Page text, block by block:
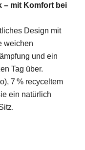
– mit Komfort bei
Design mit
weichen
und ein
Tag über.
7 % recyceltem
ein natürlich